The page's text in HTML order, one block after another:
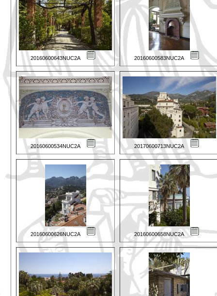
20160600643NUC2A 20160600583NUC2A
20160600534NUC2A 20170600713NUC2A
20160600626NUC2A 20160600658NUC2A